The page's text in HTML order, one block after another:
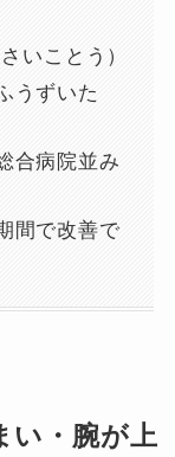
いことう）
うずいた
合病院並み
間で改善で
い・腕が上